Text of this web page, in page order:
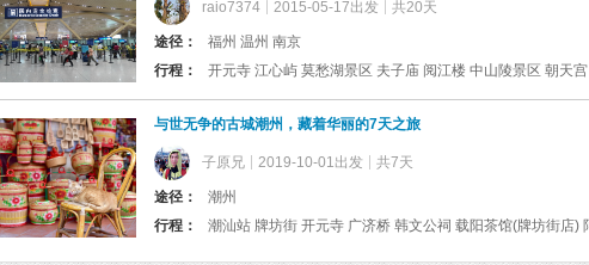
raio7374 2015-05-17出发 共20天
途径：
福州 温州 南京
行程：
开元寺 江心屿 莫愁湖景区 夫子庙 阅江楼 中山陵景区 朝天宫
与世无争的古城潮州，藏着华丽的7天之旅
子原兄 2019-10-01出发 共7天
途径：
潮州
行程：